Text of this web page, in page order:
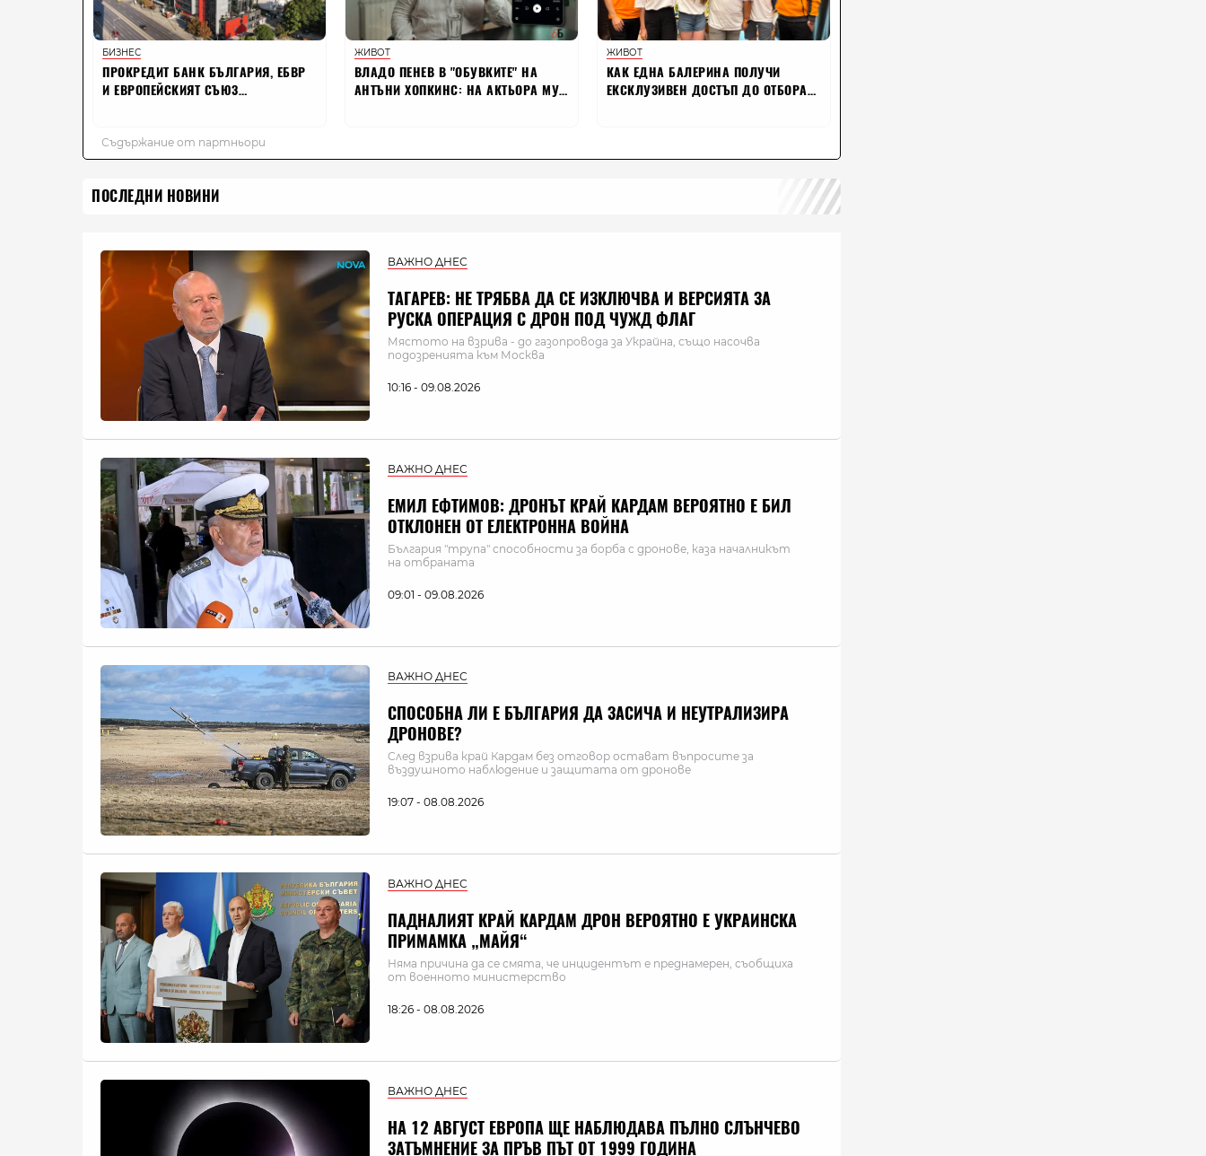
ПОСЛЕДНИ НОВИНИ
ВАЖНО ДНЕС
ТАГАРЕВ: НЕ ТРЯБВА ДА СЕ ИЗКЛЮЧВА И ВЕРСИЯТА ЗА
РУСКА ОПЕРАЦИЯ С ДРОН ПОД ЧУЖД ФЛАГ
Мястото на взрива - до газопровода за Украйна, също насочва
подозренията към Москва
10:16 - 09.08.2026
ВАЖНО ДНЕС
ЕМИЛ ЕФТИМОВ: ДРОНЪТ КРАЙ КАРДАМ ВЕРОЯТНО Е БИЛ
ОТКЛОНЕН ОТ ЕЛЕКТРОННА ВОЙНА
България "трупа" способности за борба с дронове, каза началникът
на отбраната
09:01 - 09.08.2026
ВАЖНО ДНЕС
СПОСОБНА ЛИ Е БЪЛГАРИЯ ДА ЗАСИЧА И НЕУТРАЛИЗИРА
ДРОНОВЕ?
След взрива край Кардам без отговор остават въпросите за
въздушното наблюдение и защитата от дронове
19:07 - 08.08.2026
ВАЖНО ДНЕС
ПАДНАЛИЯТ КРАЙ КАРДАМ ДРОН ВЕРОЯТНО Е УКРАИНСКА
ПРИМАМКА „МАЙЯ“
Няма причина да се смята, че инцидентът е преднамерен, съобщиха
от военното министерство
18:26 - 08.08.2026
ВАЖНО ДНЕС
НА 12 АВГУСТ ЕВРОПА ЩЕ НАБЛЮДАВА ПЪЛНО СЛЪНЧЕВО
ЗАТЪМНЕНИЕ ЗА ПРЪВ ПЪТ ОТ 1999 ГОДИНА